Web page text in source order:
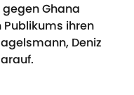
gegen Ghana
ihren
Deniz